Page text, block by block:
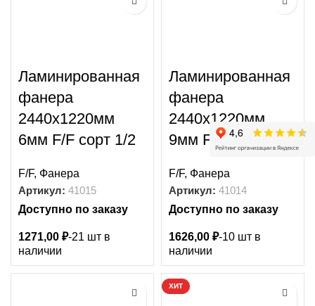
Ламинированная
фанера
2440х1220мм
6мм F/F сорт 1/2
F/F, Фанера
Артикул: 41015
Доступно по заказу
1271,00 ₽-21 шт в
наличии
Ламинированная
фанера
2440х1220мм
9мм F/F сорт 1/2
F/F, Фанера
Артикул: 41014
Доступно по заказу
1626,00 ₽-10 шт в
наличии
ХИТ